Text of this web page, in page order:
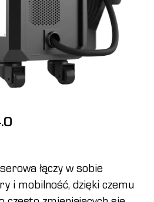
łączy w sobie
i mobilność, dzięki czemu